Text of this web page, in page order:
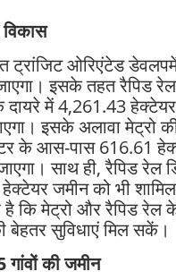
विकास
ट्रांजिट ओरिएंटेड
इसके तहत रैपिड
दायरे में 4,261.43
इसके अलावा मेट्रो
के आस-पास 616.61
साथ ही, रैपिड
जमीन को भी
कि मेट्रो और रैपिड रेल
सुविधाएं मिल सकें।
गांवों की जमीन